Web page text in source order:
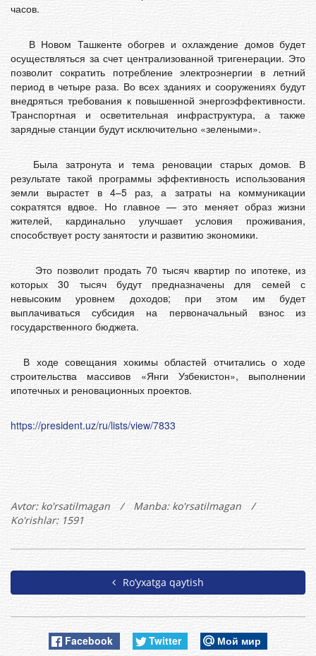
часов.
В Новом Ташкенте обогрев и охлаждение домов будет
осуществляться за счет централизованной тригенерации. Это
позволит сократить потребление электроэнергии в летний
период в четыре раза. Во всех зданиях и сооружениях будут
внедряться требования к повышенной энергоэффективности.
Транспортная и осветительная инфраструктура, а также
зарядные станции будут исключительно «зелеными».
Была затронута и тема реновации старых домов. В
результате такой программы эффективность использования
земли вырастет в 4–5 раз, а затраты на коммуникации
сократятся вдвое. Но главное — это меняет образ жизни
жителей, кардинально улучшает условия проживания,
способствует росту занятости и развитию экономики.
Это позволит продать 70 тысяч квартир по ипотеке, из
которых 30 тысяч будут предназначены для семей с
невысоким уровнем доходов; при этом им будет
выплачиваться субсидия на первоначальный взнос из
государственного бюджета.
В ходе совещания хокимы областей отчитались о ходе
строительства массивов «Янги Узбекистон», выполнении
ипотечных и реновационных проектов.
https://president.uz/ru/lists/view/7833
Avtor: ko'rsatilmagan / Manba: ko'rsatilmagan
/
Ko'rishlar: 1591
Ro’yxatga qaytish
Facebook Twitter
Мой мир